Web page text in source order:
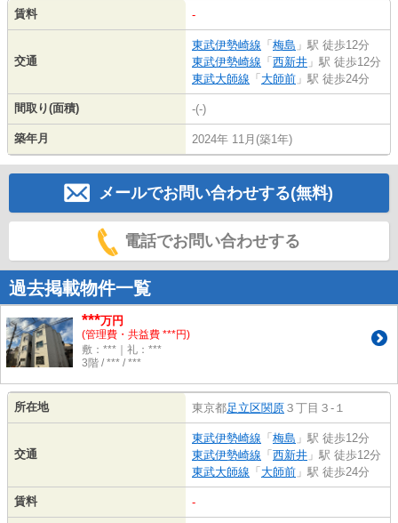
賃料 -
交通
東武伊勢崎線 「梅島 」駅 徒歩12分
東武伊勢崎線 「西新井 」駅 徒歩12分
東武大師線 「大師前 」駅 徒歩24分
間取り(面積) -(-)
築年月 2024年 11月(築1年)
メールでお問い合わせする(無料)
電話でお問い合わせする
過去掲載物件一覧
***万円
(管理費・共益費 ***円)
敷：***｜礼：***
3階 / *** / ***
所在地 東京都足立区関原 ３丁目３-１
交通
東武伊勢崎線 「梅島 」駅 徒歩12分
東武伊勢崎線 「西新井 」駅 徒歩12分
東武大師線 「大師前 」駅 徒歩24分
賃料 -